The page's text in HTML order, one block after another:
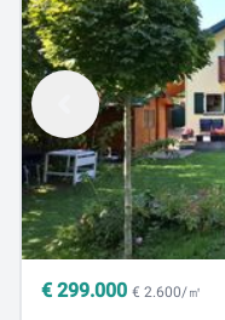
€ 299.000 € 2.600/㎡